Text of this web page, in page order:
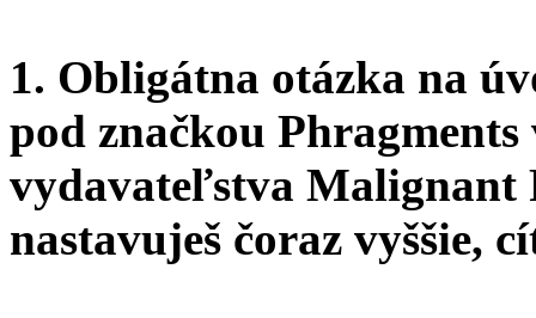
1. Obligátna otázka na
pod značkou
vydavateľstva Malignant
nastavuješ čoraz vyššie,